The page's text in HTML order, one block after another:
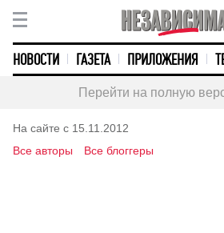
НОВОСТИ ГАЗЕТА ПРИЛОЖЕНИЯ
Перейти на полную
На сайте с 15.11.2012
Все авторы
Все блоггеры